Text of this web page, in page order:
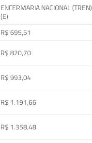
ENFERMARIA NACIONAL (TREN)
(E)
R$ 695,51
R$ 820,70
R$ 993,04
R$ 1.191,66
R$ 1.358,48